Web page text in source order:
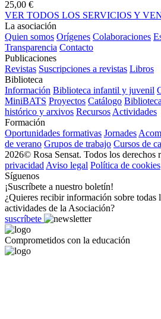
25,00 €
VER TODOS LOS SERVICIOS Y
La asociación
Quien somos Orígenes Colaboraciones
Transparencia Contacto
Publicaciones
Revistas Suscripciones a revistas Libros
Biblioteca
Información Biblioteca infantil y juvenil
MiniBATS Proyectos Catálogo
histórico y arxivos Recursos Actividades
Formación
Oportunidades formativas Jornades
de verano Grupos de trabajo Cursos de
2026© Rosa Sensat. Todos los derechos
privacidad Aviso legal Política de cookies
Síguenos
¡Suscríbete a nuestro boletín!
¿Quieres recibir información sobre todas
actividades de la Asociación?
suscríbete
Comprometidos con la educación